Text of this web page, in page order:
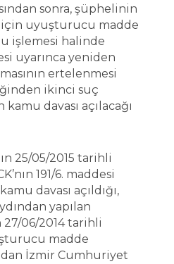
sonra, şüphelinin
uyuşturucu madde
işlemesi halinde
uyarınca yeniden
ertelenmesi
ikinci suç
davası açılacağı
25/05/2015 tarihli
191/6. maddesi
davası açıldığı,
yapılan
27/06/2014 tarihli
madde
İzmir Cumhuriyet